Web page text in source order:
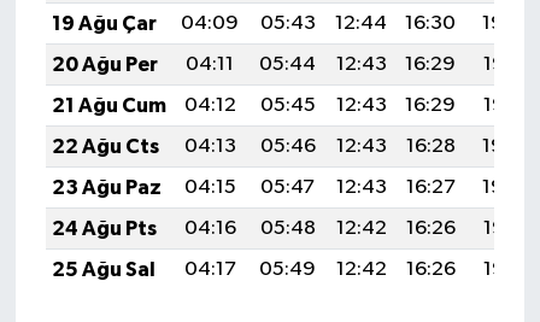
19 Ağu Çar
04:09 05:43 12:44 16:30
19:34
20 Ağu Per
04:11 05:44 12:43 16:29
19:33
21 Ağu Cum
04:12 05:45 12:43 16:29
19:32
22 Ağu Cts
04:13 05:46 12:43 16:28
19:30
23 Ağu Paz
04:15 05:47 12:43 16:27
19:29
24 Ağu Pts
04:16 05:48 12:42 16:26
19:27
25 Ağu Sal
04:17 05:49 12:42 16:26 19:26